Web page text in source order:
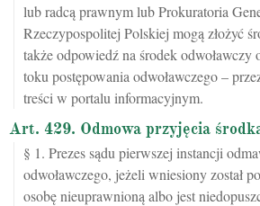
lub radcą prawnym lub Prokuratoria
Rzeczypospolitej Polskiej mogą złożyć
także odpowiedź na środek odwoławczy
toku postępowania odwoławczego –
treści w portalu informacyjnym.
Art. 429. Odmowa przyjęcia
§ 1. Prezes sądu pierwszej instancji
odwoławczego, jeżeli wniesiony został
osobę nieuprawnioną albo jest